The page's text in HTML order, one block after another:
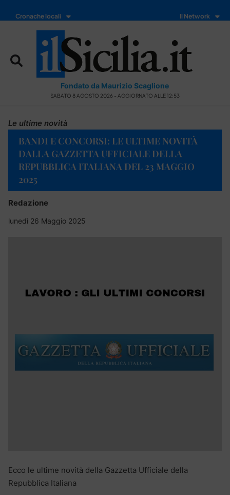
Cronache locali Il Network
Fondato da Maurizio Scaglione
SABATO 8 AGOSTO 2026 - AGGIORNATO ALLE 12:53
Le ultime novità
BANDI E CONCORSI: LE ULTIME NOVITÀ
DALLA GAZZETTA UFFICIALE DELLA
REPUBBLICA ITALIANA DEL 23 MAGGIO
2025
Redazione
lunedì 26 Maggio 2025
Ecco le ultime novità della Gazzetta Ufficiale della
Repubblica Italiana